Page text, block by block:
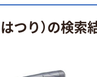
つり）の検索